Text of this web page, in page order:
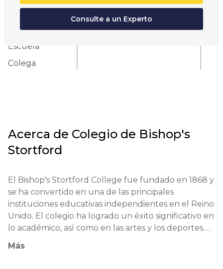
Consulte a un Experto
privada
Escuela
Colega
Acerca de Colegio de Bishop's
Stortford
El Bishop's Stortford College fue fundado en 1868 y
se ha convertido en una de las principales
instituciones educativas independientes en el Reino
Unido. El colegio ha logrado un éxito significativo en
lo académico, así como en las artes y los deportes.
La filosofía educativa del colegio se basa en el
Más